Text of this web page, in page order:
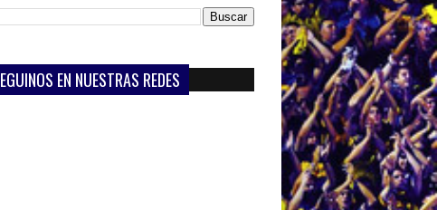
EN NUESTRAS REDES